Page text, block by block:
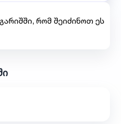
რომ შეიძინოთ ეს